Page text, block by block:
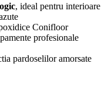
, ideal pentru interioare
Conifloor
profesionale
pardoselilor amorsate